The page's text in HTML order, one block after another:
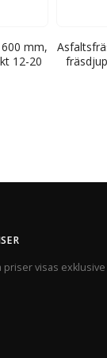
mm,
12-20
priser visas